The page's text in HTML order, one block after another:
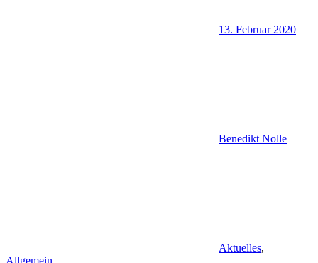
13. Februar 2020
Benedikt Nolle
Aktuelles,
Allgemein